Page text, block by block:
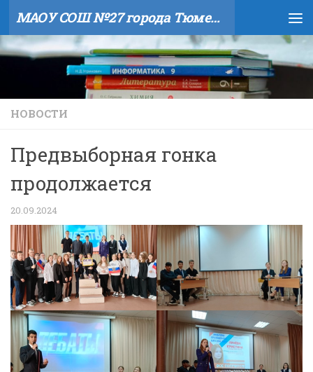
Skip to content МАОУ СОШ №27 города Тюмени
НОВОСТИ
Предвыборная гонка
продолжается
20.09.2024